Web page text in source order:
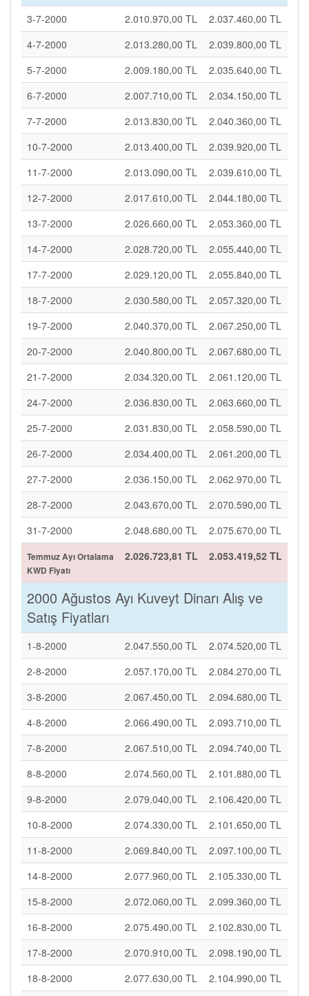
3-7-2000 2.010.970,00 TL
2.037.460,00 TL
4-7-2000
2.013.280,00 TL
2.039.800,00 TL
5-7-2000
2.009.180,00 TL
2.035.640,00 TL
6-7-2000
2.007.710,00 TL
2.034.150,00 TL
7-7-2000
2.013.830,00 TL
2.040.360,00 TL
10-7-2000
2.013.400,00 TL
2.039.920,00 TL
11-7-2000
2.013.090,00 TL
2.039.610,00 TL
12-7-2000
2.017.610,00 TL
2.044.180,00 TL
13-7-2000
2.026.660,00 TL
2.053.360,00 TL
14-7-2000
2.028.720,00 TL
2.055.440,00 TL
17-7-2000
2.029.120,00 TL
2.055.840,00 TL
18-7-2000
2.030.580,00 TL
2.057.320,00 TL
19-7-2000
2.040.370,00 TL
2.067.250,00 TL
20-7-2000
2.040.800,00 TL
2.067.680,00 TL
21-7-2000
2.034.320,00 TL
2.061.120,00 TL
24-7-2000
2.036.830,00 TL
2.063.660,00 TL
25-7-2000
2.031.830,00 TL
2.058.590,00 TL
26-7-2000
2.034.400,00 TL
2.061.200,00 TL
27-7-2000
2.036.150,00 TL
2.062.970,00 TL
28-7-2000
2.043.670,00 TL
2.070.590,00 TL
31-7-2000
2.048.680,00 TL 2.075.670,00 TL
Temmuz Ayı Ortalama
KWD Fiyatı
2.026.723,81 TL 2.053.419,52 TL
2000 Ağustos Ayı Kuveyt Dinarı Alış ve
Satış Fiyatları
1-8-2000 2.047.550,00 TL
2.074.520,00 TL
2-8-2000
2.057.170,00 TL
2.084.270,00 TL
3-8-2000
2.067.450,00 TL
2.094.680,00 TL
4-8-2000
2.066.490,00 TL
2.093.710,00 TL
7-8-2000
2.067.510,00 TL
2.094.740,00 TL
8-8-2000
2.074.560,00 TL
2.101.880,00 TL
9-8-2000
2.079.040,00 TL
2.106.420,00 TL
10-8-2000
2.074.330,00 TL
2.101.650,00 TL
11-8-2000
2.069.840,00 TL
2.097.100,00 TL
14-8-2000
2.077.960,00 TL
2.105.330,00 TL
15-8-2000
2.072.060,00 TL
2.099.360,00 TL
16-8-2000
2.075.490,00 TL
2.102.830,00 TL
17-8-2000
2.070.910,00 TL
2.098.190,00 TL
18-8-2000
2.077.630,00 TL
2.104.990,00 TL